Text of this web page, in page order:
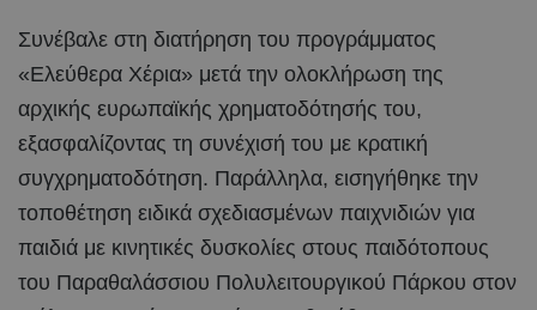
Συνέβαλε στη διατήρηση του προγράμματος
«Ελεύθερα Χέρια» μετά την ολοκλήρωση της
αρχικής ευρωπαϊκής χρηματοδότησής του,
εξασφαλίζοντας τη συνέχισή του με κρατική
συγχρηματοδότηση. Παράλληλα, εισηγήθηκε την
τοποθέτηση ειδικά σχεδιασμένων παιχνιδιών για
παιδιά με κινητικές δυσκολίες στους παιδότοπους
του Παραθαλάσσιου Πολυλειτουργικού Πάρκου στον